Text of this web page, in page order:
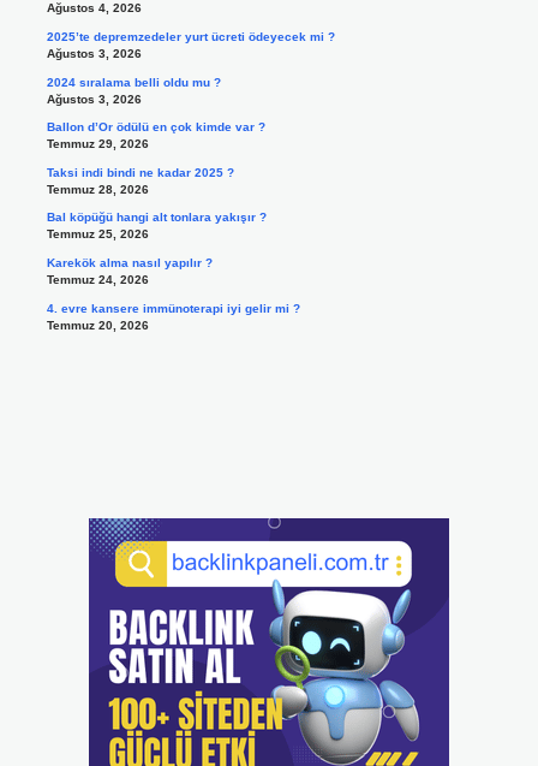
Ağustos 4, 2026
2025’te depremzedeler yurt ücreti ödeyecek mi ?
Ağustos 3, 2026
2024 sıralama belli oldu mu ?
Ağustos 3, 2026
Ballon d’Or ödülü en çok kimde var ?
Temmuz 29, 2026
Taksi indi bindi ne kadar 2025 ?
Temmuz 28, 2026
Bal köpüğü hangi alt tonlara yakışır ?
Temmuz 25, 2026
Karekök alma nasıl yapılır ?
Temmuz 24, 2026
4. evre kansere immünoterapi iyi gelir mi ?
Temmuz 20, 2026